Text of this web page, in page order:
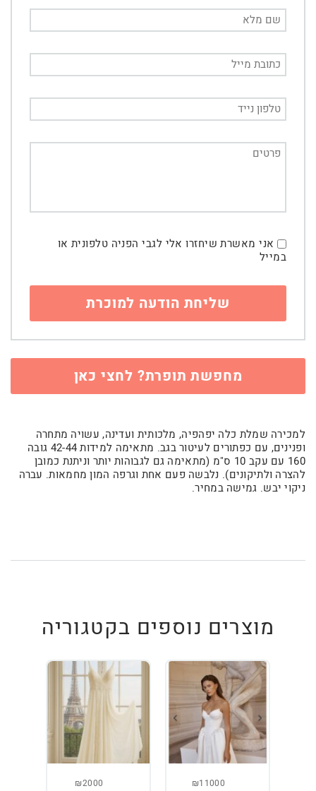
אני מאשרת שיחזרו אלי לגבי הפניה טלפונית או
במייל
מחפשת תופרת? לחצי כאן
למכירה שמלת כלה יפהפיה, מלכותית ועדינה, עשויה מתחרה
ופנינים, עם כפתורים לעיטור בגב. מתאימה למידות 42-44 גובה
160 עם עקב 10 ס"מ (מתאימה גם לגבוהות יותר וניתנת כמובן
להצרה ולתיקונים). נלבשה פעם אחת וגרפה המון מחמאות. עברה
ניקוי יבש. גמישה במחיר.
מוצרים נוספים בקטגוריה
₪11000
₪2000